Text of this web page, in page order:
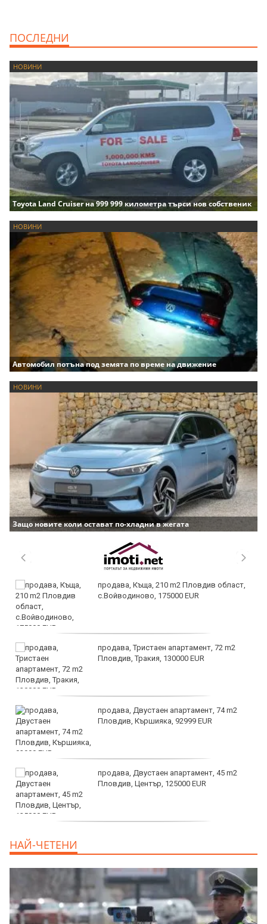
ПОСЛЕДНИ
НОВИНИ
Toyota Land Cruiser на 999 999 километра търси нов собственик
НОВИНИ
Автомобил потъна под земята по време на движение
НОВИНИ
Защо новите коли остават по-хладни в жегата
продава, Къща, 210 m2 Пловдив област,
с.Войводиново, 175000 EUR
продава, Тристаен апартамент, 72 m2
Пловдив, Тракия, 130000 EUR
продава, Двустаен апартамент, 74 m2
Пловдив, Кършияка, 92999 EUR
продава, Двустаен апартамент, 45 m2
Пловдив, Център, 125000 EUR
НАЙ-ЧЕТЕНИ